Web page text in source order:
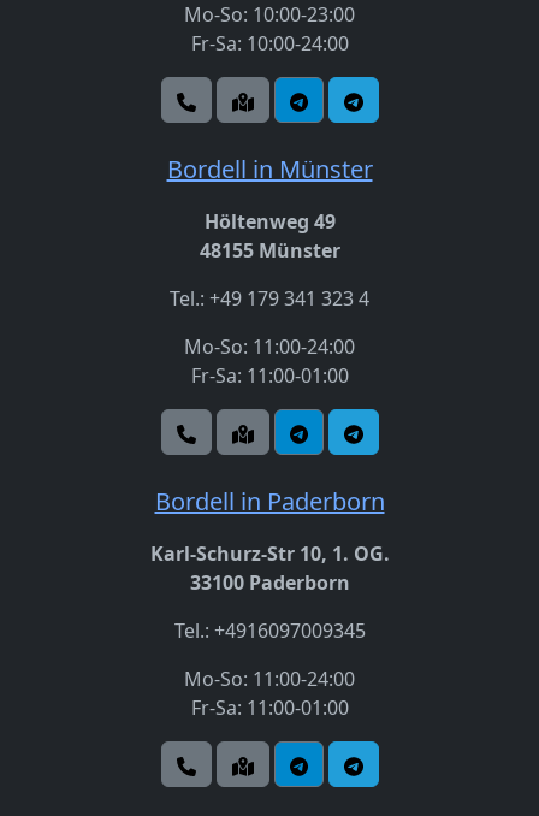
Mo-So: 10:00-23:00
Fr-Sa: 10:00-24:00
Bordell in Münster
Höltenweg 49
48155 Münster
Tel.: +49 179 341 323 4
Mo-So: 11:00-24:00
Fr-Sa: 11:00-01:00
Bordell in Paderborn
Karl-Schurz-Str 10, 1. OG.
33100 Paderborn
Tel.: +4916097009345
Mo-So: 11:00-24:00
Fr-Sa: 11:00-01:00